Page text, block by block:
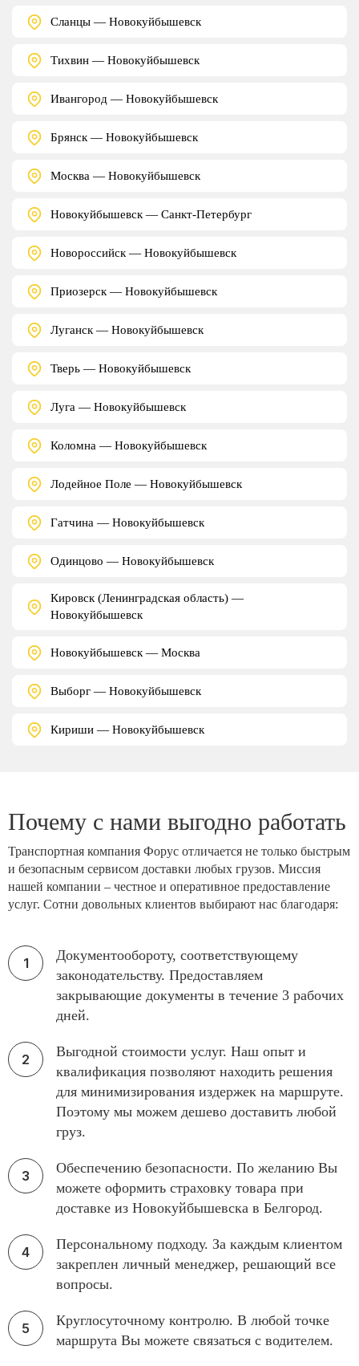
Сланцы — Новокуйбышевск
Тихвин — Новокуйбышевск
Ивангород — Новокуйбышевск
Брянск — Новокуйбышевск
Москва — Новокуйбышевск
Новокуйбышевск — Санкт-Петербург
Новороссийск — Новокуйбышевск
Приозерск — Новокуйбышевск
Луганск — Новокуйбышевск
Тверь — Новокуйбышевск
Луга — Новокуйбышевск
Коломна — Новокуйбышевск
Лодейное Поле — Новокуйбышевск
Гатчина — Новокуйбышевск
Одинцово — Новокуйбышевск
Кировск (Ленинградская область) —
Новокуйбышевск
Новокуйбышевск — Москва
Выборг — Новокуйбышевск
Кириши — Новокуйбышевск
Почему с нами выгодно работать
Транспортная компания Форус отличается не только быстрым
и безопасным сервисом доставки любых грузов. Миссия
нашей компании – честное и оперативное предоставление
услуг. Сотни довольных клиентов выбирают нас благодаря:
Документообороту, соответствующему
законодательству. Предоставляем
закрывающие документы в течение 3 рабочих
дней.
Выгодной стоимости услуг. Наш опыт и
квалификация позволяют находить решения
для минимизирования издержек на маршруте.
Поэтому мы можем дешево доставить любой
груз.
Обеспечению безопасности. По желанию Вы
можете оформить страховку товара при
доставке из Новокуйбышевска в Белгород.
Персональному подходу. За каждым клиентом
закреплен личный менеджер, решающий все
вопросы.
Круглосуточному контролю. В любой точке
маршрута Вы можете связаться с водителем.